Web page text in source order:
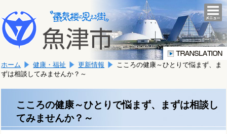
文
へ
移
ま
す。
こ
か
文
で
す。
ホーム 健康・福祉 更新情報
こころの健康～ひとりで悩まず、ま
ずは相談してみませんか？～
こころの健康～ひとりで悩まず、まずは相談し
てみませんか？～